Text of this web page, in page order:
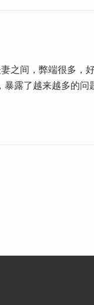
之间，弊端很多，
露了越来越多的问